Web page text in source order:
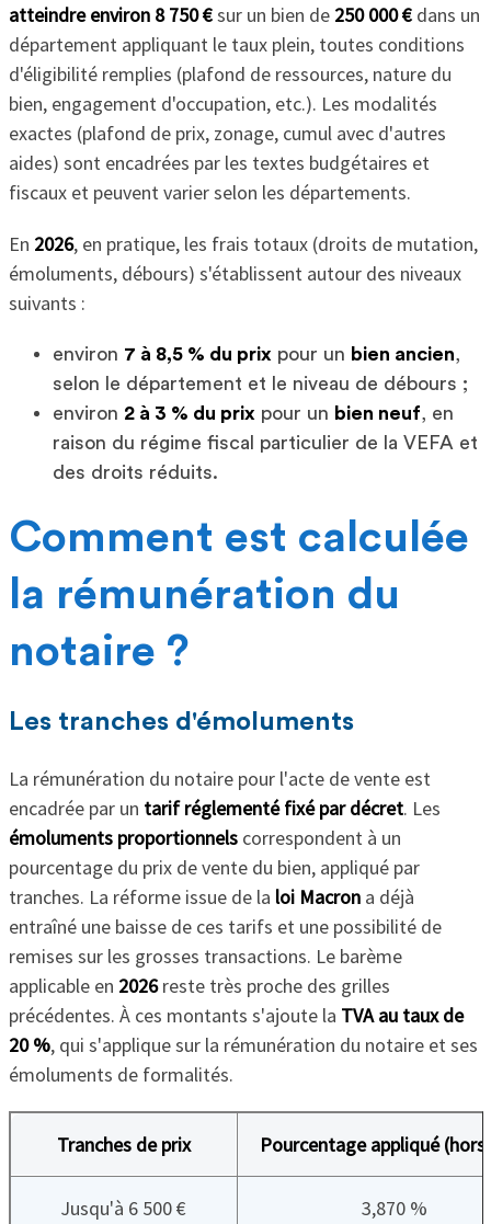
atteindre environ 8 750 €sur un bien de 250 000 €dans un
département appliquant le taux plein, toutes conditions
d'éligibilité remplies (plafond de ressources, nature du
bien, engagement d'occupation, etc.). Les modalités
exactes (plafond de prix, zonage, cumul avec d'autres
aides) sont encadrées par les textes budgétaires et
fiscaux et peuvent varier selon les départements.
En 2026, en pratique, les frais totaux (droits de mutation,
émoluments, débours) s'établissent autour des niveaux
suivants :
environ 7 à 8,5 % du prix pour un bien ancien,
selon le département et le niveau de débours ;
environ 2 à 3 % du prix pour un bien neuf, en
raison du régime fiscal particulier de la VEFA et
des droits réduits.
Comment est calculée
la rémunération du
notaire ?
Les tranches d'émoluments
La rémunération du notaire pour l'acte de vente est
encadrée par un tarif réglementé fixé par décret. Les
émoluments proportionnelscorrespondent à un
pourcentage du prix de vente du bien, appliqué par
tranches. La réforme issue de la loi Macrona déjà
entraîné une baisse de ces tarifs et une possibilité de
remises sur les grosses transactions. Le barème
applicable en 2026reste très proche des grilles
précédentes. À ces montants s'ajoute la TVA au taux de
20 %, qui s'applique sur la rémunération du notaire et ses
émoluments de formalités.
Tranches de prix Pourcentage appliqué (hors
Jusqu'à 6 500 € 3,870 %